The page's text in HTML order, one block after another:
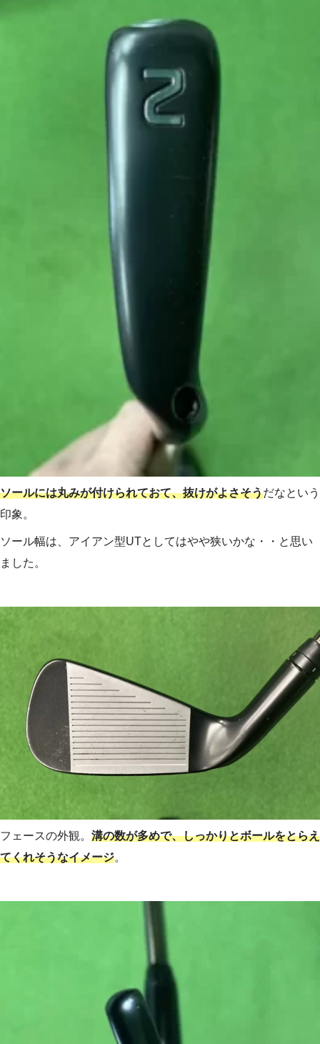
ソールには丸みが付けられておて、抜けがよさそうだなという
印象。
ソール幅は、アイアン型UTとしてはやや狭いかな・・と思い
ました。
フェースの外観。 溝の数が多めで、しっかりとボールをとらえ
てくれそうなイメージ。